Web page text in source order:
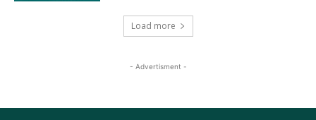
Load more
- Advertisment -